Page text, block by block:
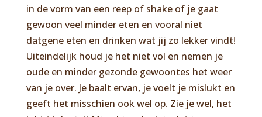
in de vorm van een reep of shake of je gaat
gewoon veel minder eten en vooral niet
datgene eten en drinken wat jij zo lekker vindt!
Uiteindelijk houd je het niet vol en nemen je
oude en minder gezonde gewoontes het weer
van je over. Je baalt ervan, je voelt je mislukt en
geeft het misschien ook wel op. Zie je wel, het